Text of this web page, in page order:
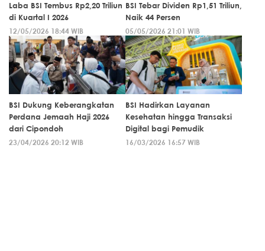
Laba BSI Tembus Rp2,20 Triliun
di Kuartal I 2026
12/05/2026 18:44 WIB
BSI Tebar Dividen Rp1,51 Triliun,
Naik 44 Persen
05/05/2026 21:01 WIB
BSI Dukung Keberangkatan
Perdana Jemaah Haji 2026
dari Cipondoh
23/04/2026 20:12 WIB
BSI Hadirkan Layanan
Kesehatan hingga Transaksi
Digital bagi Pemudik
16/03/2026 16:57 WIB